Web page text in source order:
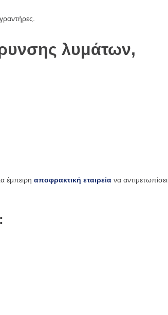
λυμάτων,
έμπειρη αποφρακτική εταιρεία να αντιμετωπίσει